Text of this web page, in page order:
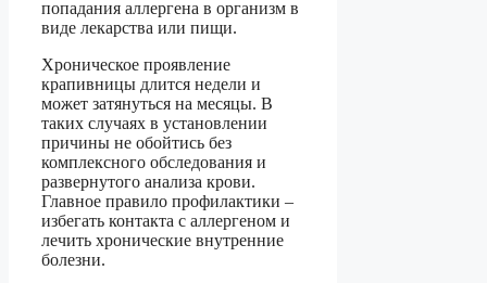
попадания аллергена в организм в
виде лекарства или пищи.
Хроническое проявление
крапивницы длится недели и
может затянуться на месяцы. В
таких случаях в установлении
причины не обойтись без
комплексного обследования и
развернутого анализа крови.
Главное правило профилактики –
избегать контакта с аллергеном и
лечить хронические внутренние
болезни.